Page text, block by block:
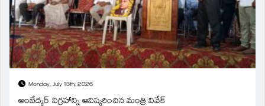
Monday, July 13th, 2026
అంబేద్కర్ విగ్రహాన్ని ఆవిష్కరించిన మంత్రి వివేక్